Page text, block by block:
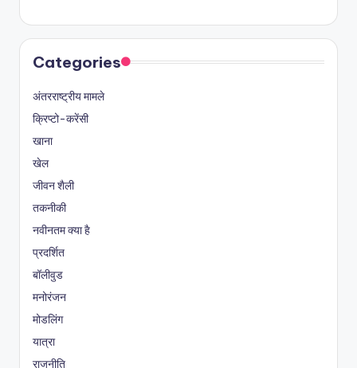
Categories
अंतरराष्ट्रीय मामले
क्रिप्टो-करेंसी
खाना
खेल
जीवन शैली
तकनीकी
नवीनतम क्या है
प्रदर्शित
बॉलीवुड
मनोरंजन
मोडलिंग
यात्रा
राजनीति